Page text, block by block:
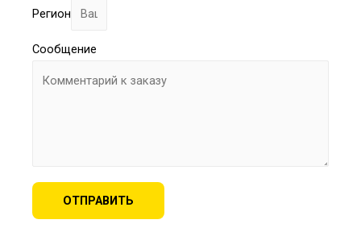
Регион
Сообщение
ОТПРАВИТЬ